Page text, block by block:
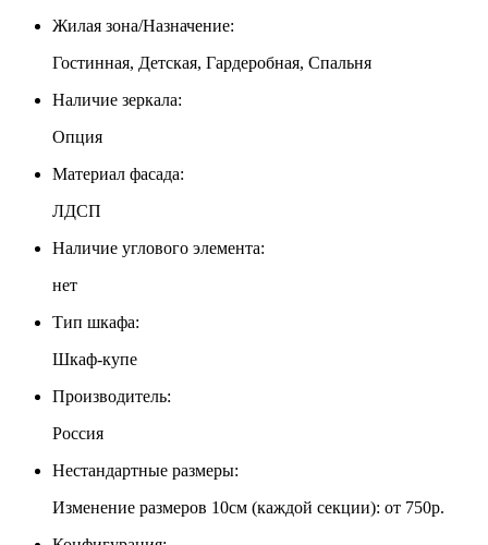
Жилая зона/Назначение:
Гостинная, Детская, Гардеробная, Спальня
Наличие зеркала:
Опция
Материал фасада:
ЛДСП
Наличие углового элемента:
нет
Тип шкафа:
Шкаф-купе
Производитель:
Россия
Нестандартные размеры:
Изменение размеров 10см (каждой секции): от 750р.